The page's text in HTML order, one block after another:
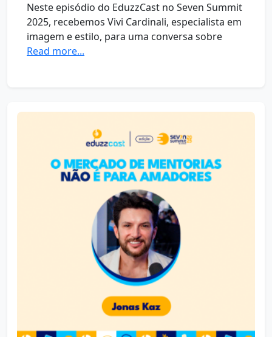
Neste episódio do EduzzCast no Seven Summit
2025, recebemos Vivi Cardinali, especialista em
imagem e estilo, para uma conversa sobre
Read more...